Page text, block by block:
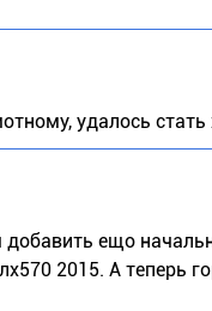
удалось
ещо
2015. А теперь